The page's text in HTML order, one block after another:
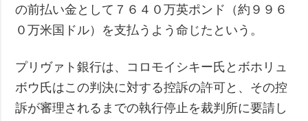
の前払い金として７６４０万英ポンド（約９９６
０万米国ドル）を支払うよう命じたという。
プリヴァト銀行は、コロモイシキー氏とボホリュ
ボウ氏はこの判決に対する控訴の許可と、その控
訴が審理されるまでの執行停止を裁判所に要請し